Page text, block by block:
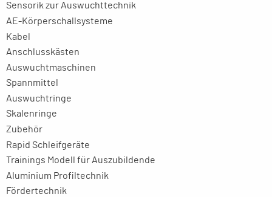
Sensorik zur Auswuchttechnik
AE-Körperschallsysteme
Kabel
Anschlusskästen
Auswuchtmaschinen
Spannmittel
Auswuchtringe
Skalenringe
Zubehör
Rapid Schleifgeräte
Trainings Modell für Auszubildende
Aluminium Profiltechnik
Fördertechnik